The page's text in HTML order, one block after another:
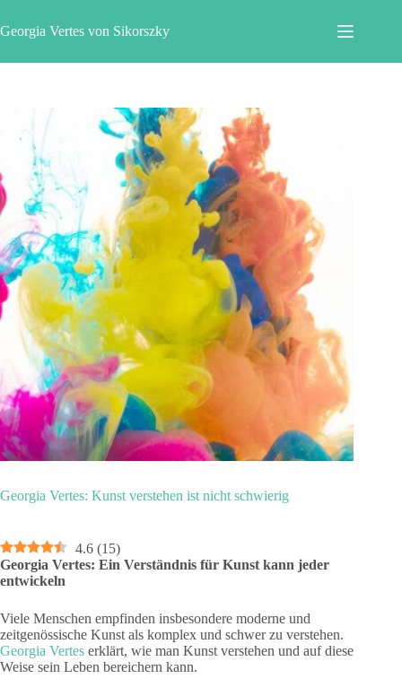
Inhalt
springen
Georgia Vertes von Sikorszky
Georgia Vertes: Kunst verstehen ist nicht schwierig
4.6 (15)
Georgia Vertes: Ein Verständnis für Kunst kann jeder
entwickeln
Viele Menschen empfinden insbesondere moderne und
zeitgenössische Kunst als komplex und schwer zu verstehen.
Georgia Vertes erklärt, wie man Kunst verstehen und auf diese
Weise sein Leben bereichern kann.